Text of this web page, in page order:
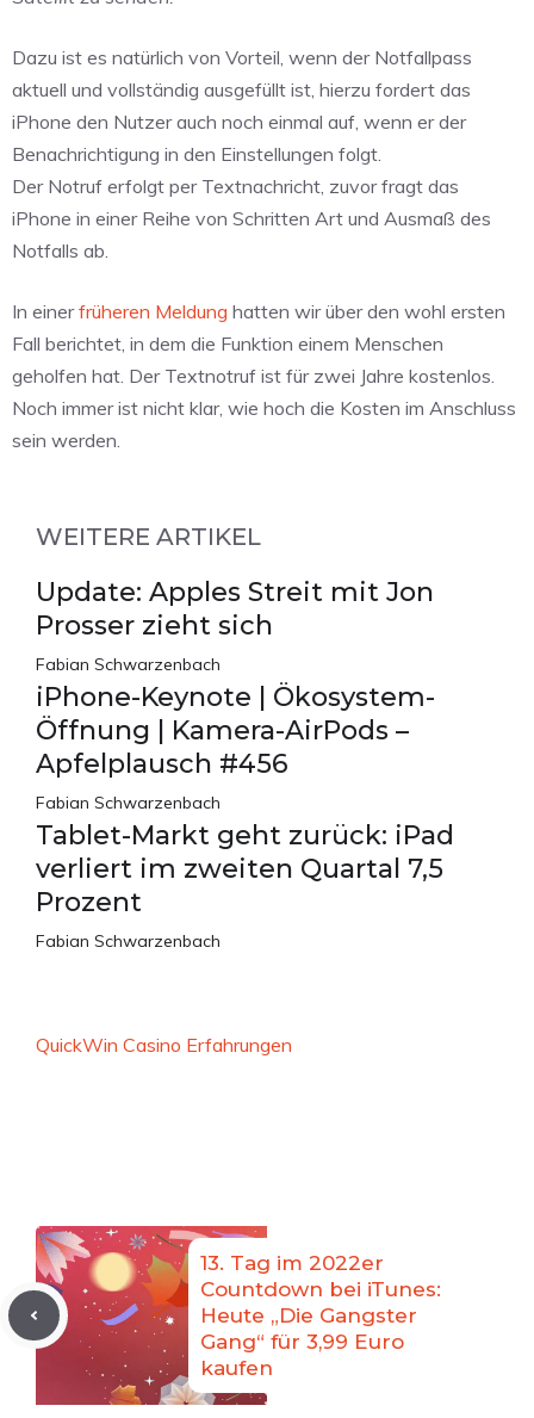
Dazu ist es natürlich von Vorteil, wenn der Notfallpass
aktuell und vollständig ausgefüllt ist, hierzu fordert das
iPhone den Nutzer auch noch einmal auf, wenn er der
Benachrichtigung in den Einstellungen folgt.
Der Notruf erfolgt per Textnachricht, zuvor fragt das
iPhone in einer Reihe von Schritten Art und Ausmaß des
Notfalls ab.
In einerfrüheren Meldung hatten wir über den wohl ersten
Fall berichtet, in dem die Funktion einem Menschen
geholfen hat. Der Textnotruf ist für zwei Jahre kostenlos.
Noch immer ist nicht klar, wie hoch die Kosten im Anschluss
sein werden.
WEITERE ARTIKEL
Update: Apples Streit mit Jon
Prosser zieht sich
Fabian Schwarzenbach
iPhone-Keynote | Ökosystem-
Öffnung | Kamera-AirPods –
Apfelplausch #456
Fabian Schwarzenbach
Tablet-Markt geht zurück: iPad
verliert im zweiten Quartal 7,5
Prozent
Fabian Schwarzenbach
QuickWin Casino Erfahrungen
13. Tag im 2022er
Countdown bei iTunes:
Heute „Die Gangster
Gang“ für 3,99 Euro
kaufen